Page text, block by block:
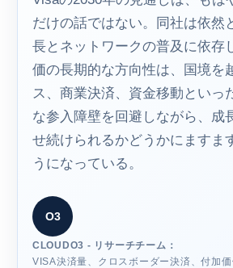
だけの話ではない。同社は依然
長とネットワークの普及に依存
価の長期的な方向性は、国境を
ス、商業決済、資金移動といっ
な参入障壁を回避しながら、成
せ続けられるかどうかにますま
うになっている。
O3
CLOUDO3 - リサーチチーム：
VISA決済量、クロスボーダー決済、付加